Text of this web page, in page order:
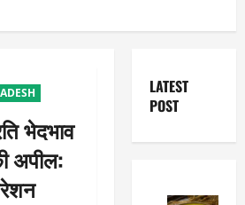
भेदभाव
अपील:
LATEST
POST